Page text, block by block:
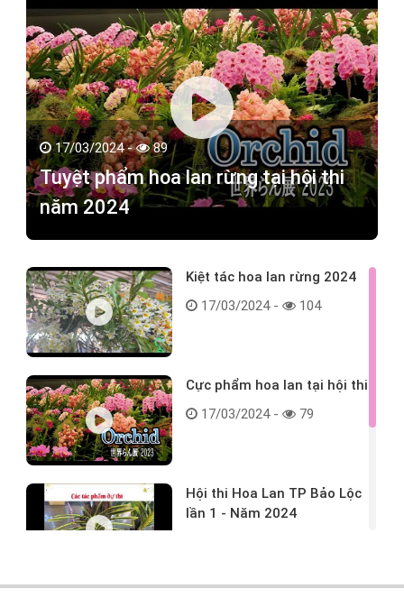
17/03/2024 - 89
Tuyệt phẩm hoa lan rừng tại hội thi
năm 2024
Kiệt tác hoa lan rừng 2024
17/03/2024 -
104
Cực phẩm hoa lan tại hội thi
17/03/2024 -
79
Hội thi Hoa Lan TP Bảo Lộc
lần 1 - Năm 2024